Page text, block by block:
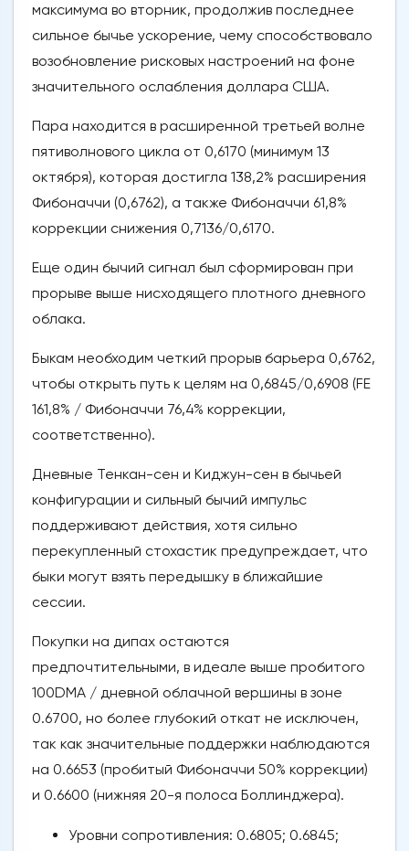
максимума во вторник, продолжив последнее
сильное бычье ускорение, чему способствовало
возобновление рисковых настроений на фоне
значительного ослабления доллара США.
Пара находится в расширенной третьей волне
пятиволнового цикла от 0,6170 (минимум 13
октября), которая достигла 138,2% расширения
Фибоначчи (0,6762), а также Фибоначчи 61,8%
коррекции снижения 0,7136/0,6170.
Еще один бычий сигнал был сформирован при
прорыве выше нисходящего плотного дневного
облака.
Быкам необходим четкий прорыв барьера 0,6762,
чтобы открыть путь к целям на 0,6845/0,6908 (FE
161,8% / Фибоначчи 76,4% коррекции,
соответственно).
Дневные Тенкан-сен и Киджун-сен в бычьей
конфигурации и сильный бычий импульс
поддерживают действия, хотя сильно
перекупленный стохастик предупреждает, что
быки могут взять передышку в ближайшие
сессии.
Покупки на дипах остаются
предпочтительными, в идеале выше пробитого
100DMA / дневной облачной вершины в зоне
0.6700, но более глубокий откат не исключен,
так как значительные поддержки наблюдаются
на 0.6653 (пробитый Фибоначчи 50% коррекции)
и 0.6600 (нижняя 20-я полоса Боллинджера).
Уровни сопротивления: 0.6805; 0.6845;